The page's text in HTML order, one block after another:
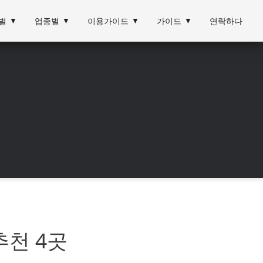
▼ 업종별 ▼ 이용가이드 ▼ 가이드 ▼ 연락하다
천 4곳